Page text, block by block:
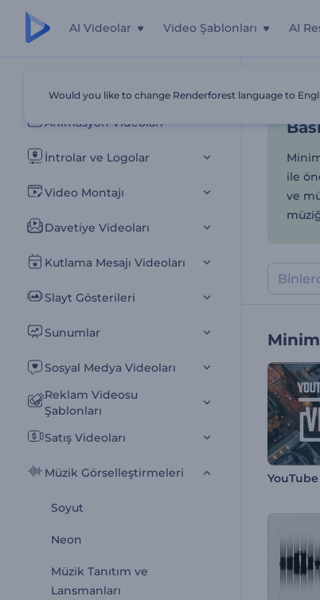
AI Videolar Video Şablonları AI
Tüm Şablonlar
Animasyon Videoları
İntrolar ve Logolar
Video Montajı
Davetiye Videoları
Kutlama Mesajı Videoları
Slayt Gösterileri
Sunumlar
Sosyal Medya Videoları
Reklam Videosu
Şablonları
Satış Videoları
Müzik Görselleştirmeleri
Soyut
Neon
Müzik Tanıtım ve
Lansmanları
Ana
ile
ve
Would you like to change Renderforest language to